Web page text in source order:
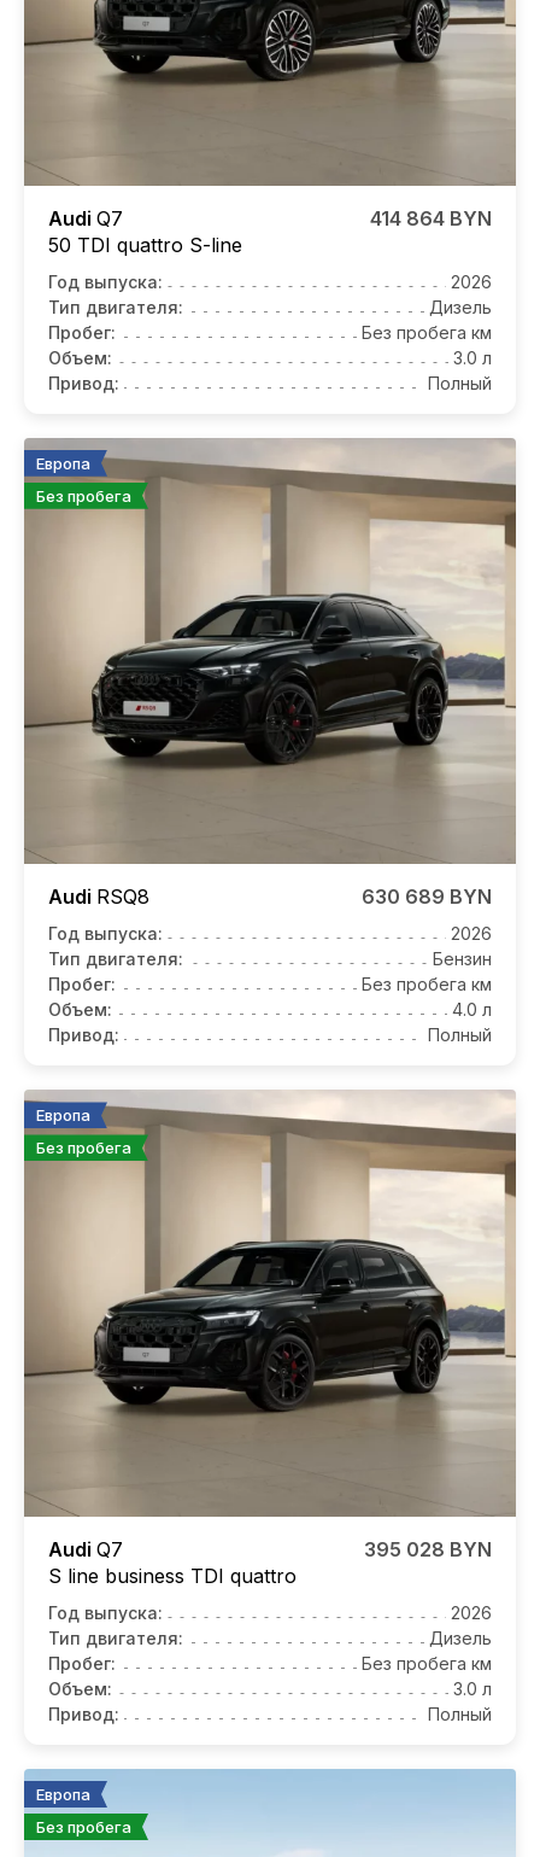
Audi Q7
50 TDI quattro S-line
414 864 BYN
Год выпуска:
2026
Тип двигателя:
Дизель
Пробег:
Без пробега км
Объем:
3.0 л
Привод:
Полный
Европа
Без пробега
Audi RSQ8 630 689 BYN
Год выпуска:
2026
Тип двигателя:
Бензин
Пробег:
Без пробега км
Объем:
4.0 л
Привод:
Полный
Европа
Без пробега
Audi Q7
S line business TDI quattro
395 028 BYN
Год выпуска:
2026
Тип двигателя:
Дизель
Пробег:
Без пробега км
Объем:
3.0 л
Привод:
Полный
Европа
Без пробега